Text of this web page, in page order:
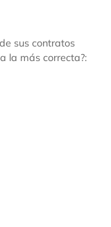
sus contratos
la más correcta?: